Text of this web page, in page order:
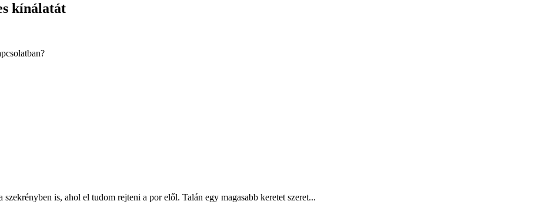
kínálatát
is, ahol el tudom rejteni a por elől. Talán egy magasabb keretet szeret...